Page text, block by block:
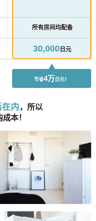
所有房间均配备
30,000 日元
节省4万 日元！
内，所以
本！